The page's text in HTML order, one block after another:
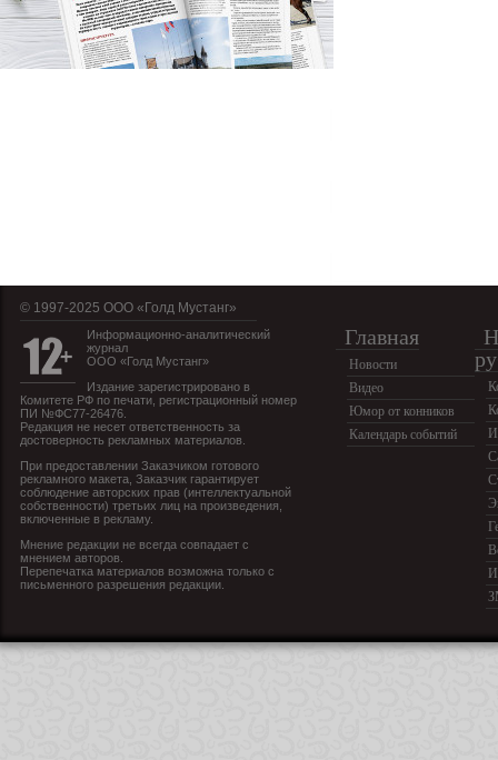
© 1997-2025 OOO «Голд Мустанг»
Информационно-аналитический
журнал
ООО «Голд Мустанг»
Издание зарегистрировано в
Комитете РФ по печати, регистрационный номер
ПИ №ФС77-26476.
Редакция не несет ответственность за
достоверность рекламных материалов.
При предоставлении Заказчиком готового
рекламного макета, Заказчик гарантирует
соблюдение авторских прав (интеллектуальной
собственности) третьих лиц на произведения,
включенные в рекламу.
Мнение редакции не всегда совпадает с
мнением авторов.
Перепечатка материалов возможна только с
письменного разрешения редакции.
Главная
Новости
Видео
Юмор от конников
Календарь событий